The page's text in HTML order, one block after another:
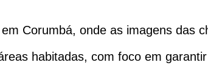
Corumbá, onde as imagens das
habitadas, com foco em